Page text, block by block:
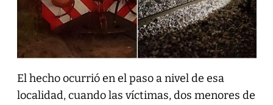
El hecho ocurrió en el paso a nivel de esa
localidad, cuando las víctimas, dos menores de